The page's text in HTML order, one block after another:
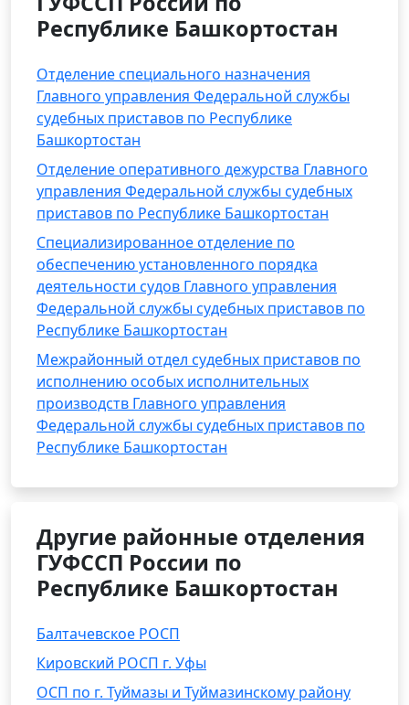
Республике Башкортостан
Отделение специального назначения
Главного управления Федеральной службы
судебных приставов по Республике
Башкортостан
Отделение оперативного дежурства Главного
управления Федеральной службы судебных
приставов по Республике Башкортостан
Специализированное отделение по
обеспечению установленного порядка
деятельности судов Главного управления
Федеральной службы судебных приставов по
Республике Башкортостан
Межрайонный отдел судебных приставов по
исполнению особых исполнительных
производств Главного управления
Федеральной службы судебных приставов по
Республике Башкортостан
Другие районные отделения
ГУФССП России по
Республике Башкортостан
Балтачевское РОСП
Кировский РОСП г. Уфы
ОСП по г. Туймазы и Туймазинскому району